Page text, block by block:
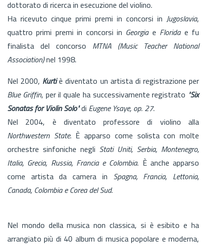
dottorato di ricerca in esecuzione del violino.
Ha ricevuto cinque primi premi in concorsi in Jugoslavia,
quattro primi premi in concorsi in Georgia e Florida e fu
finalista del concorso MTNA (Music Teacher National
Association)nel 1998.
Nel 2000, Kurtiè diventato un artista di registrazione per
Blue Griffin, per il quale ha successivamente registrato "Six
Sonatas for Violin Solo"di Eugene Ysaye, op. 27.
Nel 2004, è diventato professore di violino alla
Northwestern State. È apparso come solista con molte
orchestre sinfoniche negli Stati Uniti, Serbia, Montenegro,
Italia, Grecia, Russia, Francia e Colombia. È anche apparso
come artista da camera in Spagna, Francia, Lettonia,
Canada, Colombia e Corea del Sud.
Nel mondo della musica non classica, si è esibito e ha
arrangiato più di 40 album di musica popolare e moderna,